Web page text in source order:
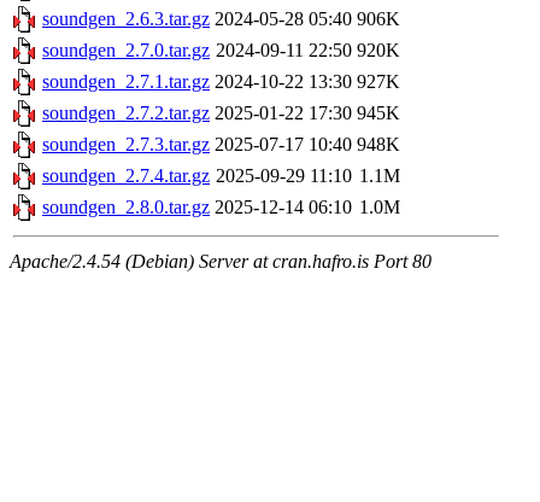
soundgen_2.6.3.tar.gz 2024-05-28 05:40 906K
soundgen_2.7.0.tar.gz 2024-09-11 22:50 920K
soundgen_2.7.1.tar.gz 2024-10-22 13:30 927K
soundgen_2.7.2.tar.gz 2025-01-22 17:30 945K
soundgen_2.7.3.tar.gz 2025-07-17 10:40 948K
soundgen_2.7.4.tar.gz 2025-09-29 11:10 1.1M
soundgen_2.8.0.tar.gz 2025-12-14 06:10 1.0M
Apache/2.4.54 (Debian) Server at cran.hafro.is Port 80